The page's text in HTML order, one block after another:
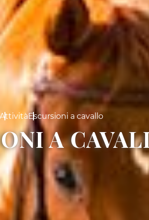
AttivitàEscursioni a cavallo
A